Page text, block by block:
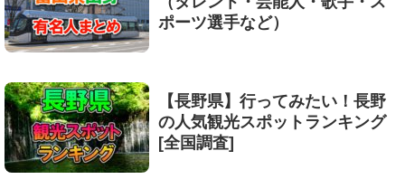
ポーツ選手など）
【長野県】行ってみたい！長野
の人気観光スポットランキング
[全国調査]